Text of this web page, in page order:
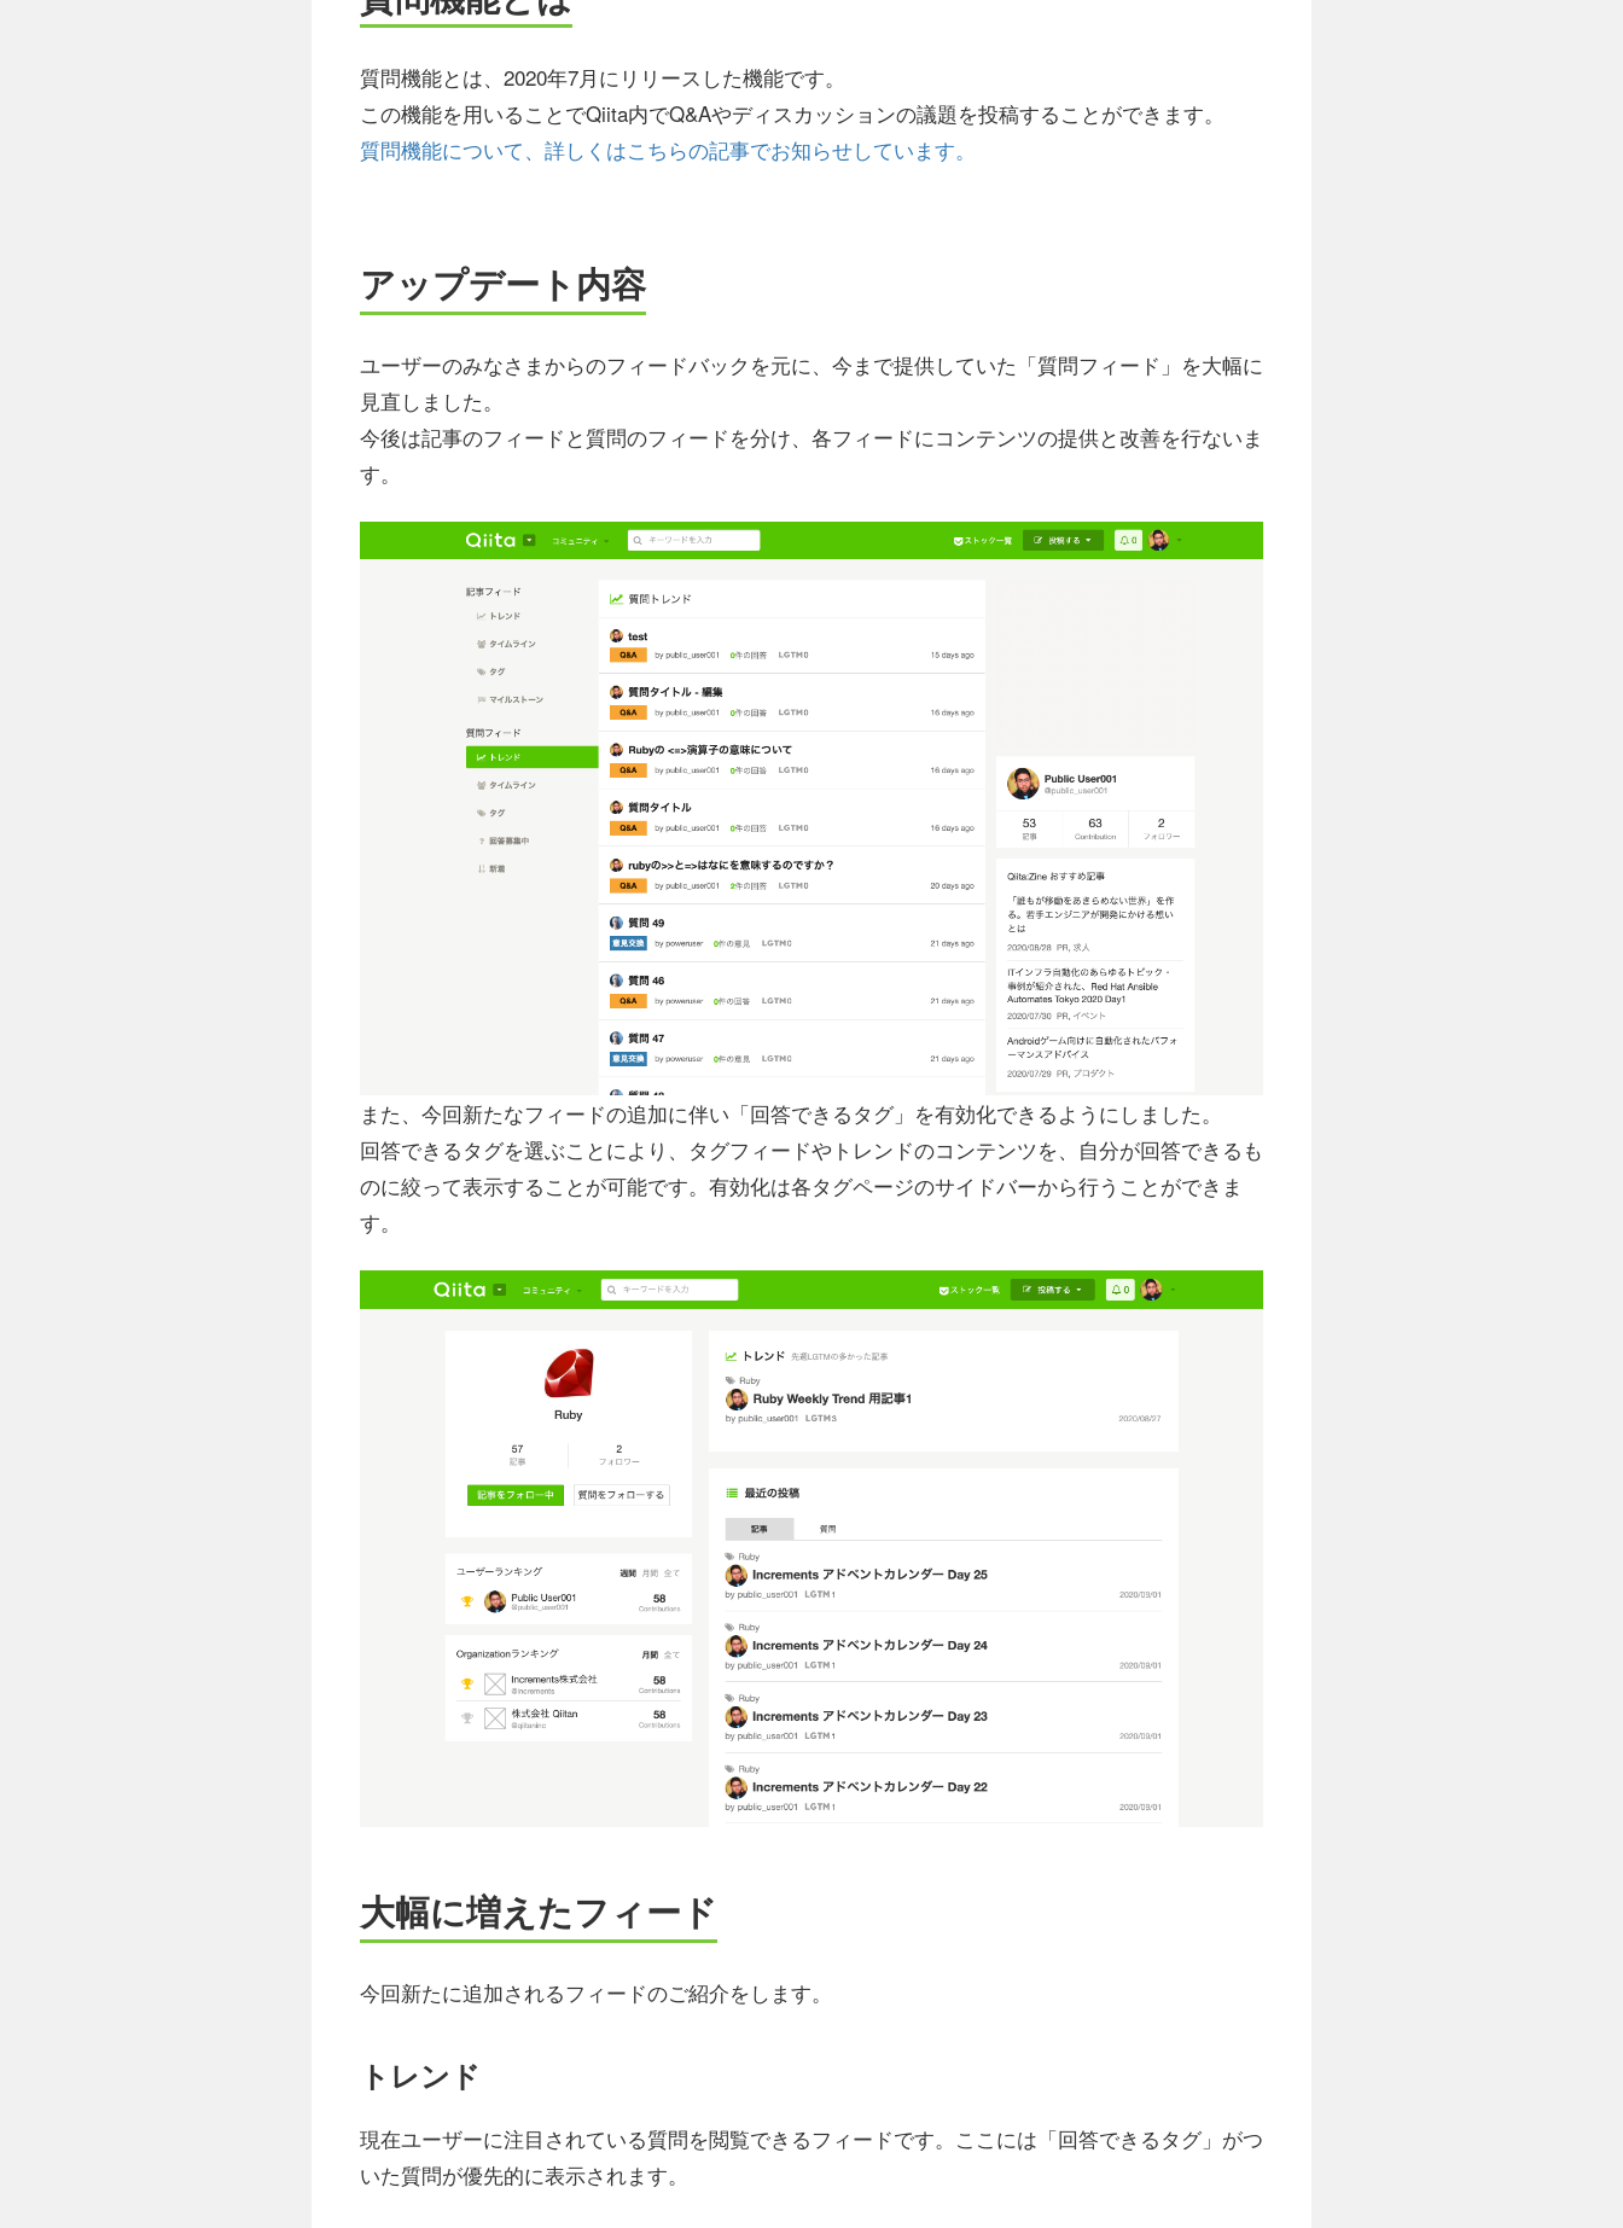
質問機能とは、2020年7月にリリースした機能です。
この機能を用いることでQiita内でQ&Aやディスカッションの議題を投稿することができます。
質問機能について、詳しくはこちらの記事でお知らせしています。
アップデート内容
ユーザーのみなさまからのフィードバックを元に、今まで提供していた「質問フィード」を大幅に
見直しました。
今後は記事のフィードと質問のフィードを分け、各フィードにコンテンツの提供と改善を行ないま
す。
また、今回新たなフィードの追加に伴い「回答できるタグ」を有効化できるようにしました。
回答できるタグを選ぶことにより、タグフィードやトレンドのコンテンツを、自分が回答できるも
のに絞って表示することが可能です。有効化は各タグページのサイドバーから行うことができま
す。
大幅に増えたフィード
今回新たに追加されるフィードのご紹介をします。
トレンド
現在ユーザーに注目されている質問を閲覧できるフィードです。ここには「回答できるタグ」がつ
いた質問が優先的に表示されます。